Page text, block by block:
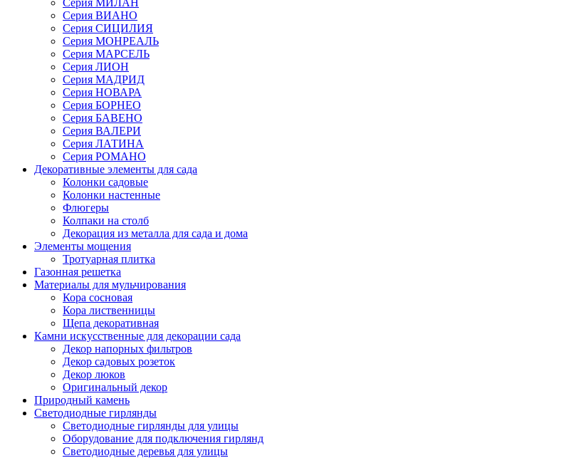
Серия МИЛАН
Серия ВИАНО
Серия СИЦИЛИЯ
Серия МОНРЕАЛЬ
Серия МАРСЕЛЬ
Серия ЛИОН
Серия МАДРИД
Серия НОВАРА
Серия БОРНЕО
Серия БАВЕНО
Серия ВАЛЕРИ
Серия ЛАТИНА
Серия РОМАНО
Декоративные элементы для сада
Колонки садовые
Колонки настенные
Флюгеры
Колпаки на столб
Декорация из металла для сада и дома
Элементы мощения
Тротуарная плитка
Газонная решетка
Материалы для мульчирования
Кора сосновая
Кора лиственницы
Щепа декоративная
Камни искусственные для декорации сада
Декор напорных фильтров
Декор садовых розеток
Декор люков
Оригинальный декор
Природный камень
Светодиодные гирлянды
Светодиодные гирлянды для улицы
Оборудование для подключения гирлянд
Светодиодные деревья для улицы